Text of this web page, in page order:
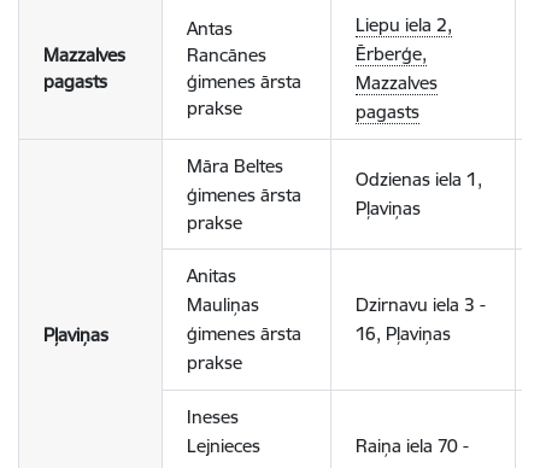
Mazzalves
pagasts
Antas
Rancānes
ģimenes ārsta
prakse
Liepu iela 2,
Ērberģe,
Mazzalves
pagasts
Pļaviņas
Māra Beltes
ģimenes ārsta
prakse
Odzienas iela 1,
Pļaviņas
Anitas
Mauliņas
ģimenes ārsta
prakse
Dzirnavu iela 3 -
16, Pļaviņas
Ineses
Lejnieces
Raiņa iela 70 -